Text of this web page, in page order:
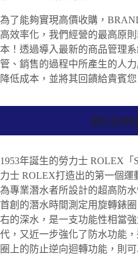
為了能夠實現高價收購，
高效率化，我們經營的最高原
本！透過導入最新的商品管理
管、銷售的過程中所產生的人
降低成本，並將其回饋給貴賓您
關於品牌
1953年誕生的勞力士 ROLEX
力士 ROLEX打造出的第一個運
為專業潛水者所設計的超高防
首創的潛水時間測定用旋轉錶
右的深水，是一支功能性相當
代，又近一步強化了防水功能
圈上的防止逆向迴轉功能，則